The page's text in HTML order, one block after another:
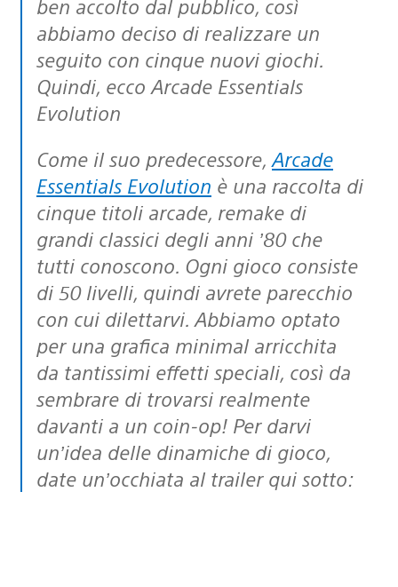
ben accolto dal pubblico, così
abbiamo deciso di realizzare un
seguito con cinque nuovi giochi.
Quindi, ecco Arcade Essentials
Evolution
Come il suo predecessore, Arcade
Essentials Evolution è una raccolta di
cinque titoli arcade, remake di
grandi classici degli anni ’80 che
tutti conoscono. Ogni gioco consiste
di 50 livelli, quindi avrete parecchio
con cui dilettarvi. Abbiamo optato
per una grafica minimal arricchita
da tantissimi effetti speciali, così da
sembrare di trovarsi realmente
davanti a un coin-op! Per darvi
un’idea delle dinamiche di gioco,
date un’occhiata al trailer qui sotto: